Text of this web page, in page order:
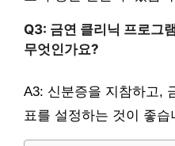
Q3: 금연 클리닉 프로그
무엇인가요?
A3: 신분증을 지참하고,
표를 설정하는 것이 좋습